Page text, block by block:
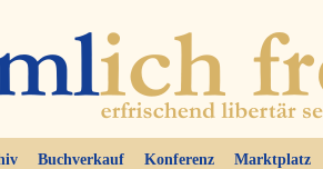
Buchverkauf Konferenz Marktplatz